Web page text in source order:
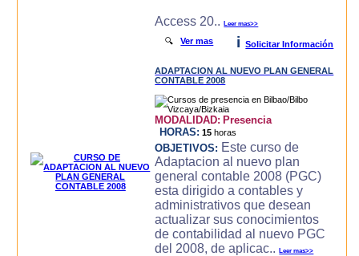
Access 20..Leer mas>>
🔍Ver mas i Solicitar Información
ADAPTACION AL NUEVO PLAN GENERAL
CONTABLE 2008
MODALIDAD: Presencia
HORAS: 15 horas
OBJETIVOS: Este curso de
Adaptacion al nuevo plan
general contable 2008 (PGC)
esta dirigido a contables y
administrativos que desean
actualizar sus conocimientos
de contabilidad al nuevo PGC
del 2008, de aplicac..Leer mas>>